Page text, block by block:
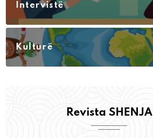
Intervistë
Kulturë
Revista SHENJA